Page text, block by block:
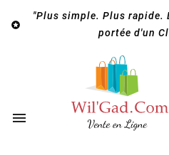

"Plus simple. Plus rapide.
portée d'un
